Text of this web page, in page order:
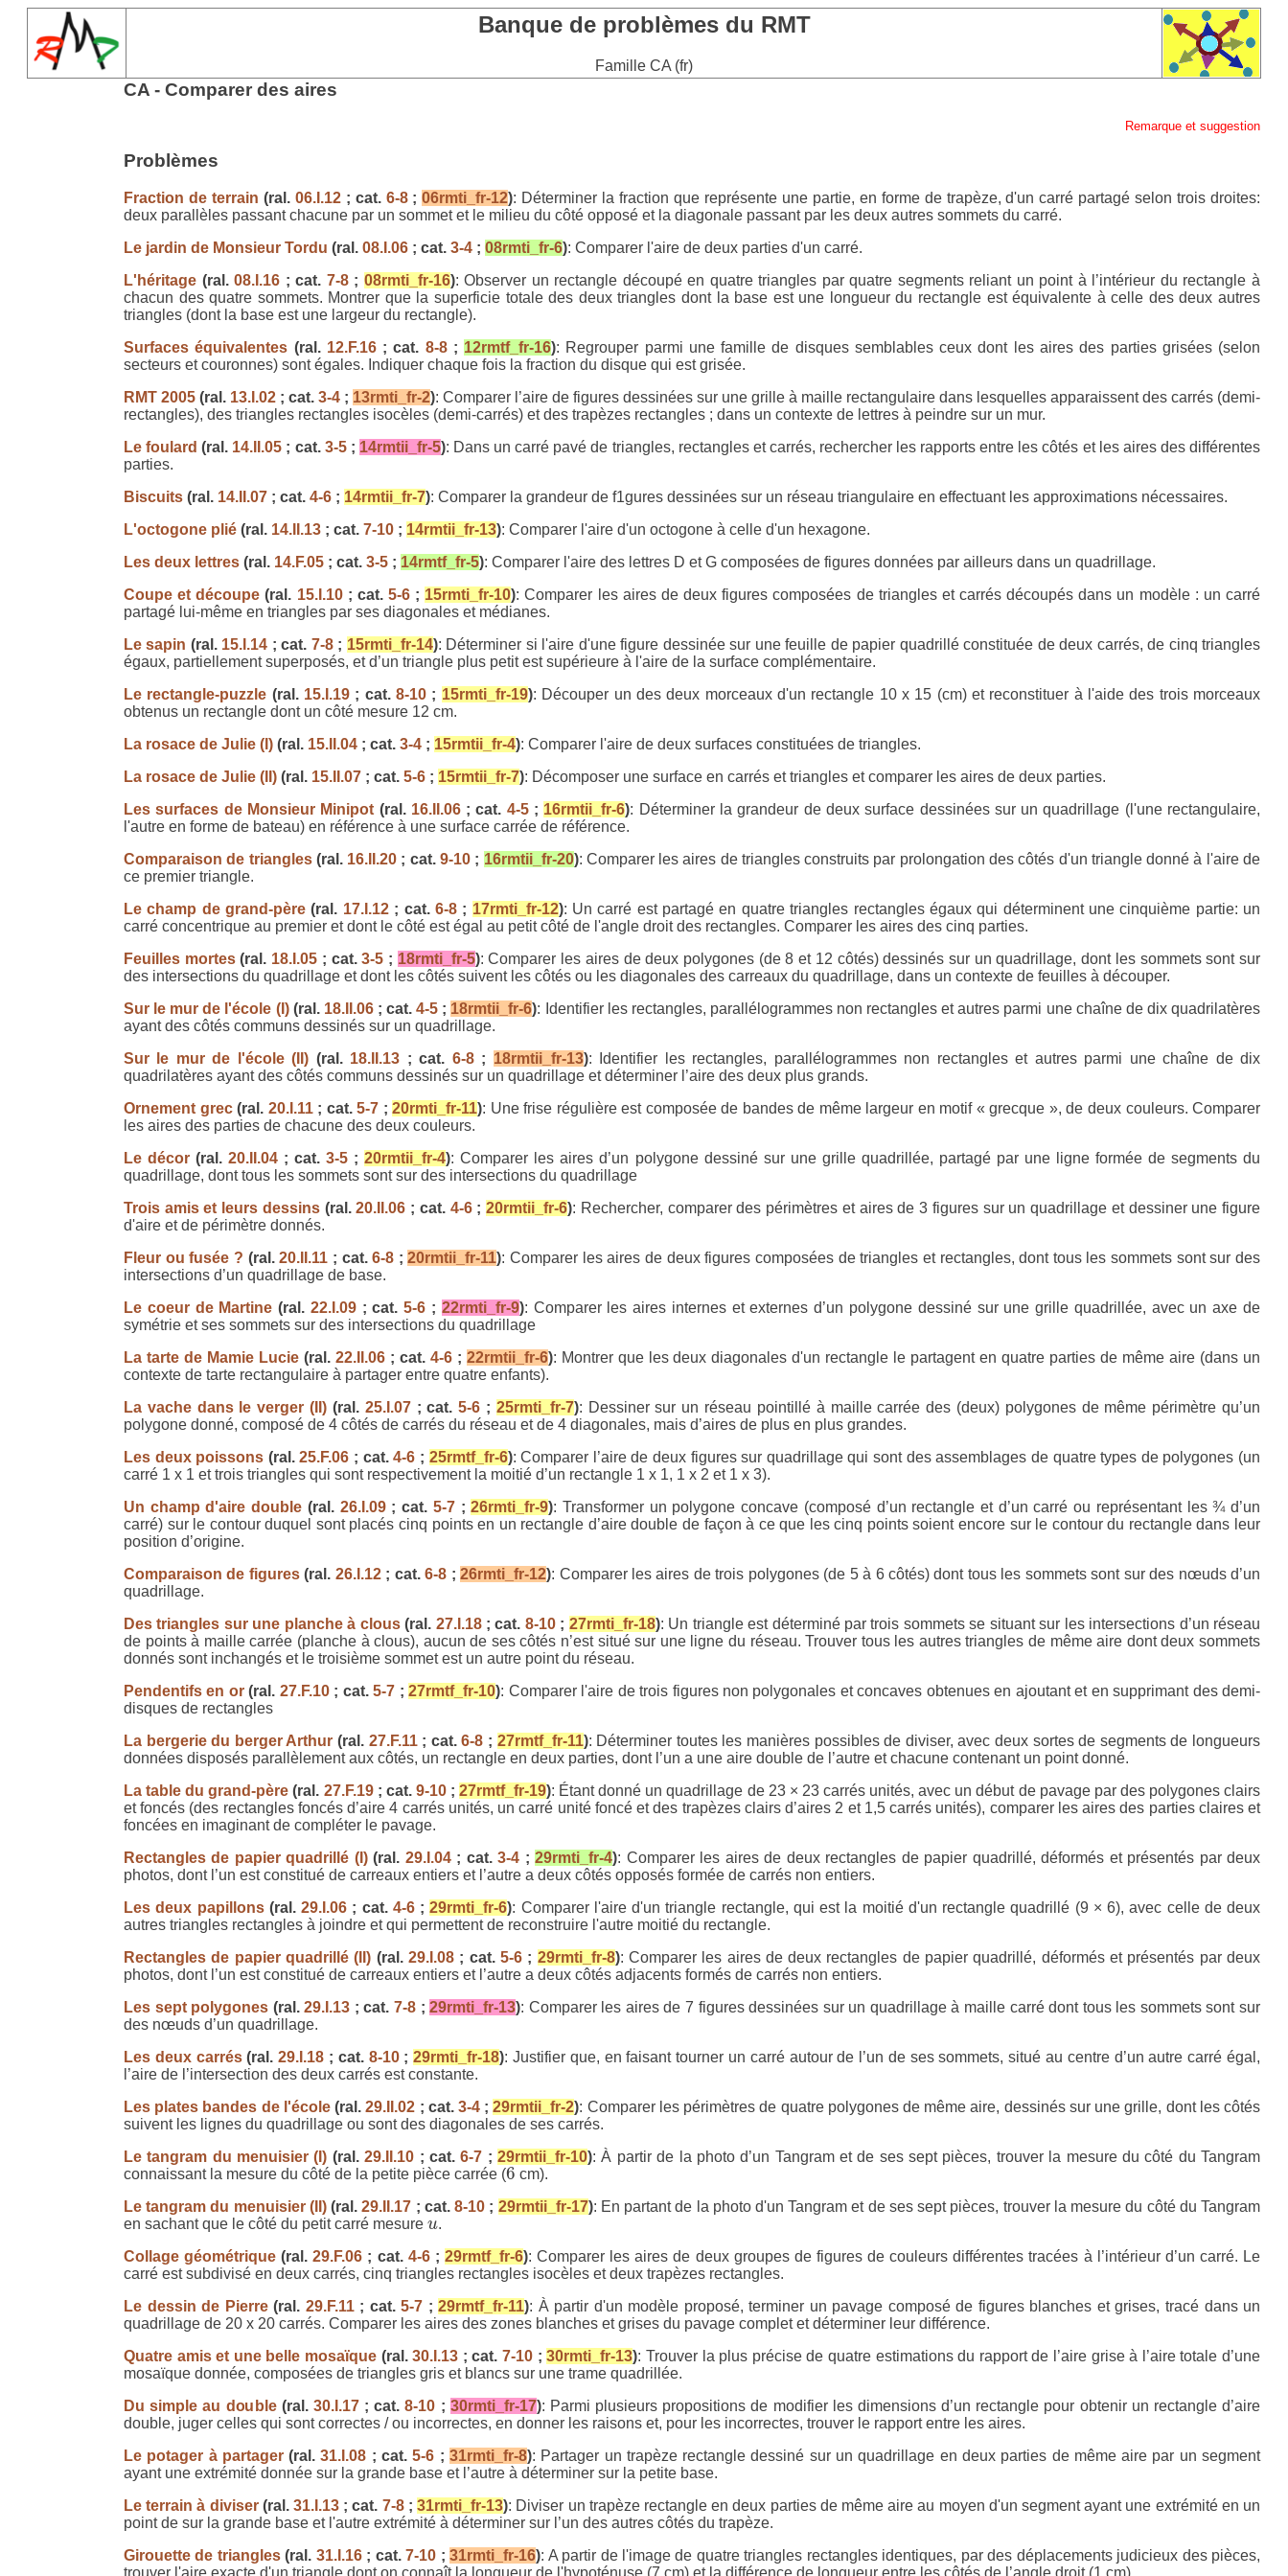
Banque de problèmes du RMT
Famille CA (fr)
CA - Comparer des aires
Remarque et suggestion
Problèmes
Fraction de terrain (ral. 06.I.12; cat. 6-8;06rmti_fr-12): Déterminer la fraction que représente une partie, en forme de trapèze, d'un carré partagé selon trois droites:
deux parallèles passant chacune par un sommet et le milieu du côté opposé et la diagonale passant par les deux autres sommets du carré.
Le jardin de Monsieur Tordu (ral. 08.I.06 ; cat. 3-4 ; 08rmti_fr-6): Comparer l'aire de deux parties d'un carré.
L'héritage (ral.08.I.16 ; cat. 7-8; 08rmti_fr-16): Observer un rectangle découpé en quatre triangles par quatre segments reliant un point à l’intérieur du rectangle à
chacun des quatre sommets. Montrer que la superficie totale des deux triangles dont la base est une longueur du rectangle est équivalente à celle des deux autres
triangles (dont la base est une largeur du rectangle).
Surfaces équivalentes (ral. 12.F.16; cat. 8-8; 12rmtf_fr-16): Regrouper parmi une famille de disques semblables ceux dont les aires des parties grisées (selon
secteurs et couronnes) sont égales. Indiquer chaque fois la fraction du disque qui est grisée.
RMT 2005 (ral. 13.I.02 ; cat. 3-4 ; 13rmti_fr-2): Comparer l’aire de figures dessinées sur une grille à maille rectangulaire dans lesquelles apparaissent des carrés (demi-
rectangles), des triangles rectangles isocèles (demi-carrés) et des trapèzes rectangles ; dans un contexte de lettres à peindre sur un mur.
Le foulard(ral. 14.II.05 ; cat. 3-5; 14rmtii_fr-5): Dans un carré pavé de triangles, rectangles et carrés, rechercher les rapports entre les côtés et les aires des différentes
parties.
Biscuits (ral. 14.II.07 ; cat. 4-6 ; 14rmtii_fr-7): Comparer la grandeur de f1gures dessinées sur un réseau triangulaire en effectuant les approximations nécessaires.
L'octogone plié (ral. 14.II.13 ; cat. 7-10 ; 14rmtii_fr-13): Comparer l'aire d'un octogone à celle d'un hexagone.
Les deux lettres (ral. 14.F.05 ; cat. 3-5 ; 14rmtf_fr-5): Comparer l'aire des lettres D et G composées de figures données par ailleurs dans un quadrillage.
Coupe et découpe (ral. 15.I.10; cat.5-6 ; 15rmti_fr-10): Comparer les aires de deux figures composées de triangles et carrés découpés dans un modèle : un carré
partagé lui-même en triangles par ses diagonales et médianes.
Le sapin (ral. 15.I.14 ; cat. 7-8; 15rmti_fr-14): Déterminer si l'aire d'une figure dessinée sur une feuille de papier quadrillé constituée de deux carrés, de cinq triangles
égaux, partiellement superposés, et d’un triangle plus petit est supérieure à l'aire de la surface complémentaire.
Le rectangle-puzzle (ral. 15.I.19 ; cat.8-10 ; 15rmti_fr-19): Découper un des deux morceaux d'un rectangle 10 x 15 (cm) et reconstituer à l'aide des trois morceaux
obtenus un rectangle dont un côté mesure 12 cm.
La rosace de Julie (I) (ral. 15.II.04 ; cat. 3-4 ; 15rmtii_fr-4): Comparer l'aire de deux surfaces constituées de triangles.
La rosace de Julie (II) (ral. 15.II.07 ; cat. 5-6 ; 15rmtii_fr-7): Décomposer une surface en carrés et triangles et comparer les aires de deux parties.
Les surfaces de Monsieur Minipot (ral. 16.II.06; cat. 4-5; 16rmtii_fr-6): Déterminer la grandeur de deux surface dessinées sur un quadrillage (l'une rectangulaire,
l'autre en forme de bateau) en référence à une surface carrée de référence.
Comparaison de triangles(ral. 16.II.20 ; cat. 9-10; 16rmtii_fr-20): Comparer les aires de triangles construits par prolongation des côtés d'un triangle donné à l'aire de
ce premier triangle.
Le champ de grand-père (ral. 17.I.12; cat. 6-8; 17rmti_fr-12): Un carré est partagé en quatre triangles rectangles égaux qui déterminent une cinquième partie: un
carré concentrique au premier et dont le côté est égal au petit côté de l'angle droit des rectangles. Comparer les aires des cinq parties.
Feuilles mortes(ral. 18.I.05 ; cat.3-5 ; 18rmti_fr-5): Comparer les aires de deux polygones (de 8 et 12 côtés) dessinés sur un quadrillage, dont les sommets sont sur
des intersections du quadrillage et dont les côtés suivent les côtés ou les diagonales des carreaux du quadrillage, dans un contexte de feuilles à découper.
Sur le mur de l'école (I)(ral. 18.II.06; cat.4-5 ; 18rmtii_fr-6): Identifier les rectangles, parallélogrammes non rectangles et autres parmi une chaîne de dix quadrilatères
ayant des côtés communs dessinés sur un quadrillage.
Sur le mur de l'école (II) (ral. 18.II.13 ; cat. 6-8; 18rmtii_fr-13): Identifier les rectangles, parallélogrammes non rectangles et autres parmi une chaîne de dix
quadrilatères ayant des côtés communs dessinés sur un quadrillage et déterminer l’aire des deux plus grands.
Ornement grec(ral. 20.I.11; cat.5-7 ;20rmti_fr-11): Une frise régulière est composée de bandes de même largeur en motif « grecque », de deux couleurs. Comparer
les aires des parties de chacune des deux couleurs.
Le décor (ral.20.II.04 ; cat.3-5 ;20rmtii_fr-4): Comparer les aires d’un polygone dessiné sur une grille quadrillée, partagé par une ligne formée de segments du
quadrillage, dont tous les sommets sont sur des intersections du quadrillage
Trois amis et leurs dessins(ral.20.II.06 ; cat. 4-6;20rmtii_fr-6): Rechercher, comparer des périmètres et aires de 3 figures sur un quadrillage et dessiner une figure
d'aire et de périmètre donnés.
Fleur ou fusée ? (ral.20.II.11 ; cat.6-8 ;20rmtii_fr-11): Comparer les aires de deux figures composées de triangles et rectangles, dont tous les sommets sont sur des
intersections d’un quadrillage de base.
Le coeur de Martine (ral. 22.I.09; cat.5-6 ; 22rmti_fr-9): Comparer les aires internes et externes d’un polygone dessiné sur une grille quadrillée, avec un axe de
symétrie et ses sommets sur des intersections du quadrillage
La tarte de Mamie Lucie(ral. 22.II.06; cat. 4-6; 22rmtii_fr-6): Montrer que les deux diagonales d'un rectangle le partagent en quatre parties de même aire (dans un
contexte de tarte rectangulaire à partager entre quatre enfants).
La vache dans le verger (II) (ral. 25.I.07; cat.5-6 ; 25rmti_fr-7): Dessiner sur un réseau pointillé à maille carrée des (deux) polygones de même périmètre qu’un
polygone donné, composé de 4 côtés de carrés du réseau et de 4 diagonales, mais d’aires de plus en plus grandes.
Les deux poissons (ral.25.F.06 ; cat.4-6 ; 25rmtf_fr-6): Comparer l’aire de deux figures sur quadrillage qui sont des assemblages de quatre types de polygones (un
carré 1 x 1 et trois triangles qui sont respectivement la moitié d’un rectangle 1 x 1, 1 x 2 et 1 x 3).
Un champ d'aire double (ral. 26.I.09; cat. 5-7;26rmti_fr-9): Transformer un polygone concave (composé d’un rectangle et d’un carré ou représentant les ¾ d’un
carré) sur le contour duquel sont placés cinq points en un rectangle d’aire double de façon à ce que les cinq points soient encore sur le contour du rectangle dans leur
position d’origine.
Comparaison de figures(ral. 26.I.12; cat.6-8 ;26rmti_fr-12): Comparer les aires de trois polygones (de 5 à 6 côtés) dont tous les sommets sont sur des nœuds d’un
quadrillage.
Des triangles sur une planche à clous(ral. 27.I.18; cat. 8-10; 27rmti_fr-18): Un triangle est déterminé par trois sommets se situant sur les intersections d’un réseau
de points à maille carrée (planche à clous), aucun de ses côtés n’est situé sur une ligne du réseau. Trouver tous les autres triangles de même aire dont deux sommets
donnés sont inchangés et le troisième sommet est un autre point du réseau.
Pendentifs en or(ral. 27.F.10; cat.5-7 ;27rmtf_fr-10): Comparer l'aire de trois figures non polygonales et concaves obtenues en ajoutant et en supprimant des demi-
disques de rectangles
La bergerie du berger Arthur (ral. 27.F.11; cat.6-8 ; 27rmtf_fr-11): Déterminer toutes les manières possibles de diviser, avec deux sortes de segments de longueurs
données disposés parallèlement aux côtés, un rectangle en deux parties, dont l’un a une aire double de l’autre et chacune contenant un point donné.
La table du grand-père (ral. 27.F.19; cat. 9-10;27rmtf_fr-19): Étant donné un quadrillage de 23 × 23 carrés unités, avec un début de pavage par des polygones clairs
et foncés (des rectangles foncés d’aire 4 carrés unités, un carré unité foncé et des trapèzes clairs d’aires 2 et 1,5 carrés unités), comparer les aires des parties claires et
foncées en imaginant de compléter le pavage.
Rectangles de papier quadrillé (I)(ral. 29.I.04; cat.3-4 ;29rmti_fr-4): Comparer les aires de deux rectangles de papier quadrillé, déformés et présentés par deux
photos, dont l’un est constitué de carreaux entiers et l’autre a deux côtés opposés formée de carrés non entiers.
Les deux papillons (ral. 29.I.06 ; cat. 4-6;29rmti_fr-6): Comparer l'aire d'un triangle rectangle, qui est la moitié d'un rectangle quadrillé (9 × 6), avec celle de deux
autres triangles rectangles à joindre et qui permettent de reconstruire l'autre moitié du rectangle.
Rectangles de papier quadrillé (II) (ral. 29.I.08; cat. 5-6; 29rmti_fr-8): Comparer les aires de deux rectangles de papier quadrillé, déformés et présentés par deux
photos, dont l’un est constitué de carreaux entiers et l’autre a deux côtés adjacents formés de carrés non entiers.
Les sept polygones (ral.29.I.13 ; cat.7-8 ;29rmti_fr-13): Comparer les aires de 7 figures dessinées sur un quadrillage à maille carré dont tous les sommets sont sur
des nœuds d’un quadrillage.
Les deux carrés(ral.29.I.18 ; cat. 8-10;29rmti_fr-18): Justifier que, en faisant tourner un carré autour de l’un de ses sommets, situé au centre d’un autre carré égal,
l’aire de l’intersection des deux carrés est constante.
Les plates bandes de l'école(ral.29.II.02 ; cat.3-4 ;29rmtii_fr-2): Comparer les périmètres de quatre polygones de même aire, dessinés sur une grille, dont les côtés
suivent les lignes du quadrillage ou sont des diagonales de ses carrés.
Le tangram du menuisier (I) (ral.29.II.10 ; cat.6-7 ;29rmtii_fr-10): À partir de la photo d’un Tangram et de ses sept pièces, trouver la mesure du côté du Tangram
connaissant la mesure du côté de la petite pièce carrée (6
6cm).
Le tangram du menuisier (II)(ral.29.II.17 ; cat.8-10 ; 29rmtii_fr-17): En partant de la photo d'un Tangram et de ses sept pièces, trouver la mesure du côté du Tangram
en sachant que le côté du petit carré mesure u
u.
Collage géométrique(ral.29.F.06 ; cat. 4-6; 29rmtf_fr-6): Comparer les aires de deux groupes de figures de couleurs différentes tracées à l’intérieur d’un carré. Le
carré est subdivisé en deux carrés, cinq triangles rectangles isocèles et deux trapèzes rectangles.
Le dessin de Pierre(ral. 29.F.11; cat.5-7 ;29rmtf_fr-11): À partir d'un modèle proposé, terminer un pavage composé de figures blanches et grises, tracé dans un
quadrillage de 20 x 20 carrés. Comparer les aires des zones blanches et grises du pavage complet et déterminer leur différence.
Quatre amis et une belle mosaïque (ral.30.I.13 ; cat.7-10 ;30rmti_fr-13): Trouver la plus précise de quatre estimations du rapport de l’aire grise à l’aire totale d’une
mosaïque donnée, composées de triangles gris et blancs sur une trame quadrillée.
Du simple au double (ral. 30.I.17; cat.8-10 ; 30rmti_fr-17): Parmi plusieurs propositions de modifier les dimensions d’un rectangle pour obtenir un rectangle d’aire
double, juger celles qui sont correctes / ou incorrectes, en donner les raisons et, pour les incorrectes, trouver le rapport entre les aires.
Le potager à partager(ral.31.I.08 ; cat.5-6 ; 31rmti_fr-8): Partager un trapèze rectangle dessiné sur un quadrillage en deux parties de même aire par un segment
ayant une extrémité donnée sur la grande base et l’autre à déterminer sur la petite base.
Le terrain à diviser (ral.31.I.13 ; cat. 7-8;31rmti_fr-13): Diviser un trapèze rectangle en deux parties de même aire au moyen d'un segment ayant une extrémité en un
point de sur la grande base et l'autre extrémité à déterminer sur l’un des autres côtés du trapèze.
Girouette de triangles(ral. 31.I.16; cat.7-10 ;31rmti_fr-16): A partir de l'image de quatre triangles rectangles identiques, par des déplacements judicieux des pièces,